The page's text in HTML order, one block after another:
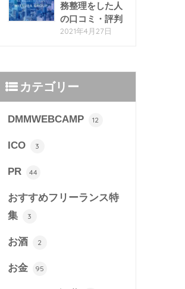
務整理をした人
の口コミ・評判
2021年4月27日
カテゴリー
DMMWEBCAMP 12
ICO 3
PR 44
おすすめフリーランス特
集
3
お酒 2
お金 95